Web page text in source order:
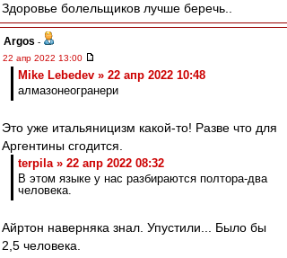
Здоровье болельщиков лучше беречь..
Argos -
22 апр 2022 13:00
Mike Lebedev » 22 апр 2022 10:48
алмазонеогранери
Это уже итальяницизм какой-то! Разве что для
Аргентины сгодится.
terpila » 22 апр 2022 08:32
В этом языке у нас разбираются полтора-два
человека.
Айртон наверняка знал. Упустили... Было бы
2,5 человека.